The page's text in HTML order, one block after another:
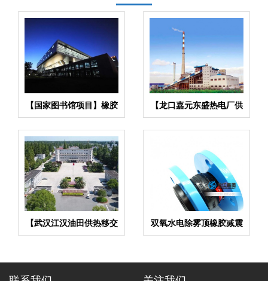
【国家图书馆项目】橡胶
接头合同
【龙口嘉元东盛热电厂供
热项目】橡胶接头合同
【武汉江汉油田供热移交
改造】弹簧减震器合同
双氧水电除雾顶橡胶减震
器,消音降噪配件